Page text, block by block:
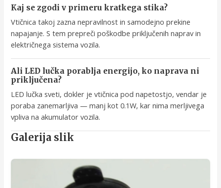
Kaj se zgodi v primeru kratkega stika?
Vtičnica takoj zazna nepravilnost in samodejno prekine
napajanje. S tem prepreči poškodbe priključenih naprav in
električnega sistema vozila.
Ali LED lučka porablja energijo, ko naprava ni
priključena?
LED lučka sveti, dokler je vtičnica pod napetostjo, vendar je
poraba zanemarljiva — manj kot 0.1W, kar nima merljivega
vpliva na akumulator vozila.
Galerija slik